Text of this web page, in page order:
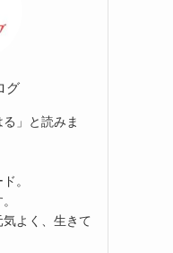
グ
る」と読みま
。
よく、生きて